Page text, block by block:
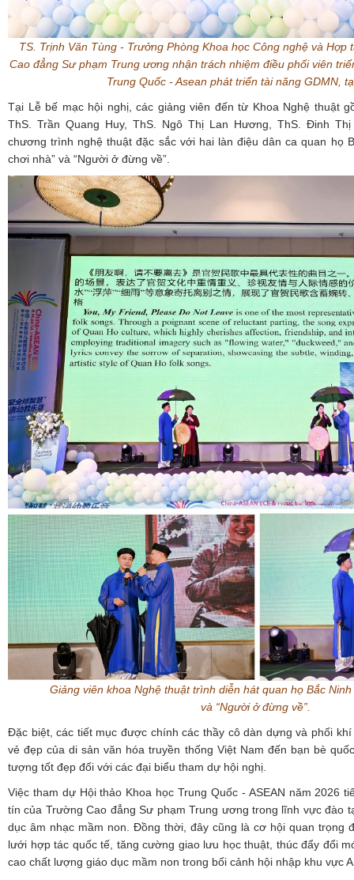
TS. Trịnh Văn Tùng - Trưởng Phòng Khoa học Công nghệ và Hợp
Cao đẳng Sư phạm Trung ương nhận trách nhiệm điều phối viên
Trung Quốc - Asean phát triển tài năng GDMN,
Tại Lễ bế mạc hội nghị, các giảng viên đến từ Khoa Nghệ thuật
ThS. Trần Quang Huy, ThS. Ngô Thị Lan Hương, ThS. Đinh
chương trình nghệ thuật đặc sắc với hai làn điệu dân ca quan họ
chơi nhà” và “Người ở đừng về”.
Giảng viên khoa Nghệ thuật trình diễn hát quan họ Bắc Ninh
và “Người ở đừng về”.
Đặc biệt, các tiết mục được chính các thầy cô dàn dựng và phối
vẻ đẹp của di sản văn hóa truyền thống Việt Nam đến bạn bè
tượng tốt đẹp đối với các đại biểu tham dự hội nghị.
Việc tham dự Hội thảo Khoa học Trung Quốc - ASEAN năm 2026
tín của Trường Cao đẳng Sư phạm Trung ương trong lĩnh vực đào
dục âm nhạc mầm non. Đồng thời, đây cũng là cơ hội quan trọng
lưới hợp tác quốc tế, tăng cường giao lưu học thuật, thúc đẩy đổi
cao chất lượng giáo dục mầm non trong bối cảnh hội nhập khu vực